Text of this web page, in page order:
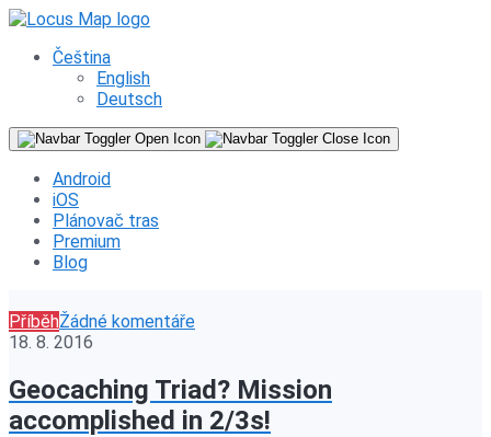
Čeština
English
Deutsch
Android
iOS
Plánovač tras
Premium
Blog
PříběhŽádné komentáře
18. 8. 2016
Geocaching Triad? Mission
accomplished in 2/3s!